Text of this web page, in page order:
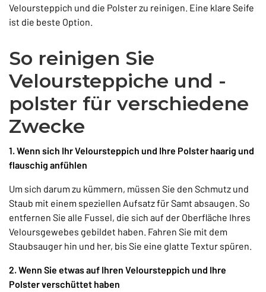
Veloursteppich und die Polster zu reinigen. Eine klare Seife
ist die beste Option.
So reinigen Sie
Veloursteppiche und -
polster für verschiedene
Zwecke
1. Wenn sich Ihr Veloursteppich und Ihre Polster haarig und
flauschig anfühlen
Um sich darum zu kümmern, müssen Sie den Schmutz und
Staub mit einem speziellen Aufsatz für Samt absaugen. So
entfernen Sie alle Fussel, die sich auf der Oberfläche Ihres
Veloursgewebes gebildet haben. Fahren Sie mit dem
Staubsauger hin und her, bis Sie eine glatte Textur spüren.
2. Wenn Sie etwas auf Ihren Veloursteppich und Ihre
Polster verschüttet haben